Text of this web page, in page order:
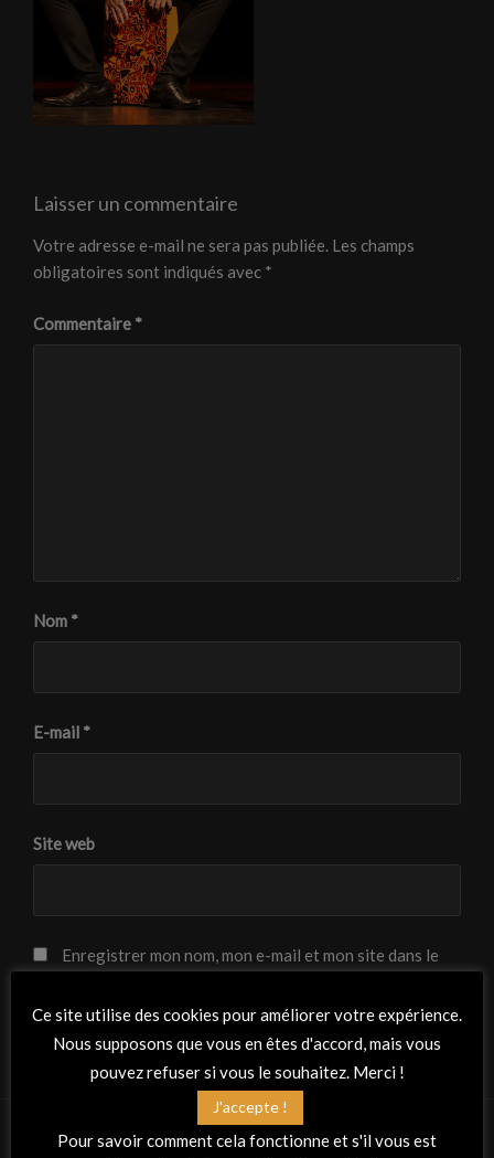
Laisser un commentaire
Votre adresse e-mail ne sera pas publiée. Les champs
obligatoires sont indiqués avec *
Commentaire *
Nom *
E-mail *
Site web
Enregistrer mon nom, mon e-mail et mon site dans le
Ce site utilise des cookies pour améliorer votre expérience.
Nous supposons que vous en êtes d'accord, mais vous
pouvez refuser si vous le souhaitez. Merci !
J'accepte !
Pour savoir comment cela fonctionne et s'il vous est